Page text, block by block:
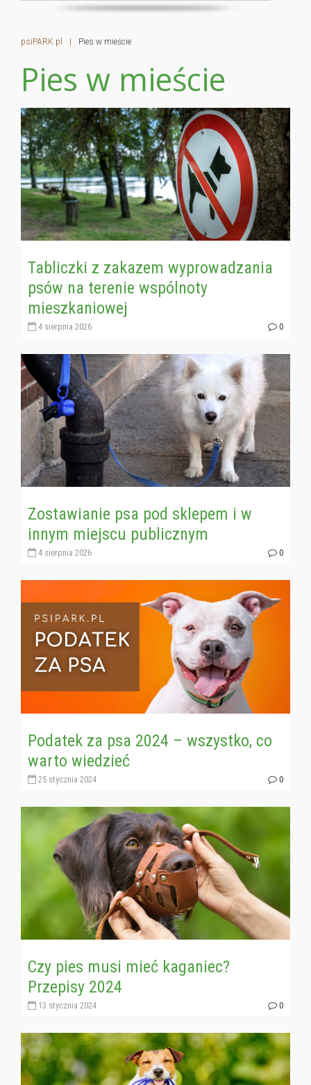
psiPARK.pl | Pies w mieście
Pies w mieście
Tabliczki z zakazem wyprowadzania
psów na terenie wspólnoty
mieszkaniowej
4 sierpnia 2026 0
Zostawianie psa pod sklepem i w
innym miejscu publicznym
4 sierpnia 2026 0
Podatek za psa 2024 – wszystko, co
warto wiedzieć
25 stycznia 2024 0
Czy pies musi mieć kaganiec?
Przepisy 2024
13 stycznia 2024 0